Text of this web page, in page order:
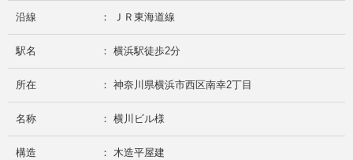
沿線 ： ＪＲ東海道線
駅名 ： 横浜駅徒歩2分
所在 ： 神奈川県横浜市西区南幸2丁目
名称 ： 横川ビル様
構造 ： 木造平屋建